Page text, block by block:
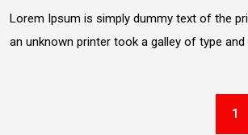
Lorem Ipsum is simply dummy text of the
an unknown printer took a galley of type
1